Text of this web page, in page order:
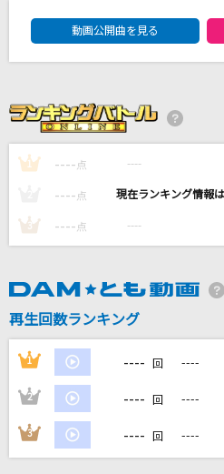
[生音]ブルーバード
レミオロメン
田園
一期一会
Mrs. GREEN APPLE
カラオケ最新情報を
DAM★ともボーカルエ
動画公開曲を見る
1 ---- 点 ----
---- 点 ----
3 ---- 点 ----
再生回数ランキング
1 ---- 回 ----
2 ---- 回 ----
3 ---- 回 ----